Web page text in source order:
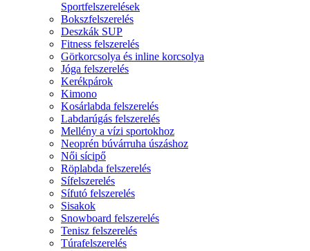
Sportfelszerelések
Bokszfelszerelés
Deszkák SUP
Fitness felszerelés
Görkorcsolya és inline korcsolya
Jóga felszerelés
Kerékpárok
Kimono
Kosárlabda felszerelés
Labdarúgás felszerelés
Mellény a vízi sportokhoz
Neoprén búvárruha úszáshoz
Női sícipő
Röplabda felszerelés
Sífelszerelés
Sífutó felszerelés
Sisakok
Snowboard felszerelés
Tenisz felszerelés
Túrafelszerelés